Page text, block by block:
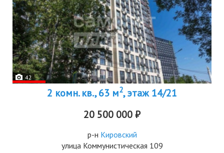
42
2 комн. кв., 63 м2, этаж 14/21
20 500 000 ₽
р-н Кировский
улица Коммунистическая 109